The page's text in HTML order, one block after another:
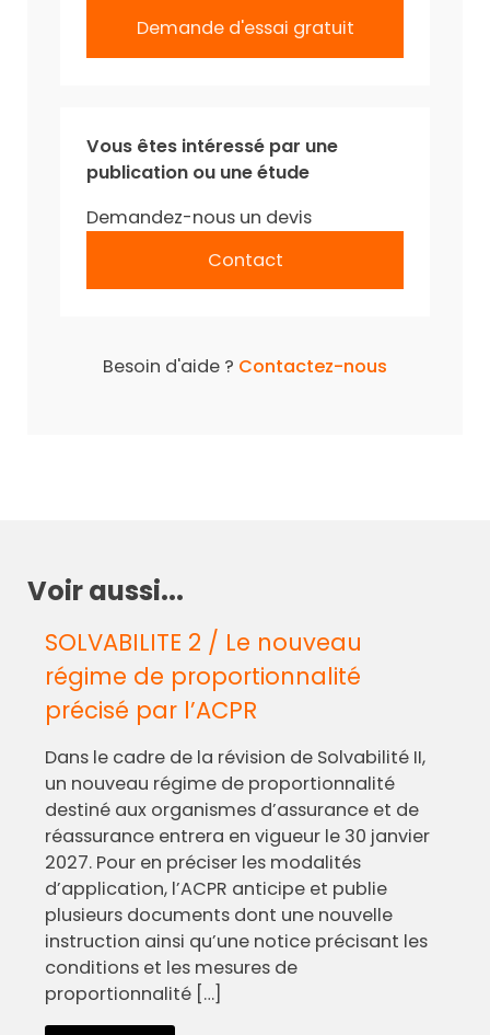
Demande d'essai gratuit
Vous êtes intéressé par une
publication ou une étude
Demandez-nous un devis
Contact
Besoin d'aide ? Contactez-nous
Voir aussi...
SOLVABILITE 2 / Le nouveau
régime de proportionnalité
précisé par l’ACPR
Dans le cadre de la révision de Solvabilité II,
un nouveau régime de proportionnalité
destiné aux organismes d’assurance et de
réassurance entrera en vigueur le 30 janvier
2027. Pour en préciser les modalités
d’application, l’ACPR anticipe et publie
plusieurs documents dont une nouvelle
instruction ainsi qu’une notice précisant les
conditions et les mesures de
proportionnalité […]